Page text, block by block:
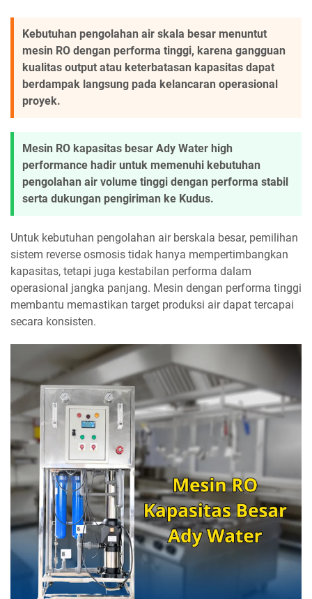
Kebutuhan pengolahan air skala besar menuntut
mesin RO dengan performa tinggi, karena gangguan
kualitas output atau keterbatasan kapasitas dapat
berdampak langsung pada kelancaran operasional
proyek.
Mesin RO kapasitas besar Ady Water high
performance hadir untuk memenuhi kebutuhan
pengolahan air volume tinggi dengan performa stabil
serta dukungan pengiriman ke Kudus.
Untuk kebutuhan pengolahan air berskala besar, pemilihan
sistem reverse osmosis tidak hanya mempertimbangkan
kapasitas, tetapi juga kestabilan performa dalam
operasional jangka panjang. Mesin dengan performa tinggi
membantu memastikan target produksi air dapat tercapai
secara konsisten.